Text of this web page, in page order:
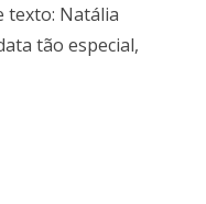
texto: Natália
tão especial,